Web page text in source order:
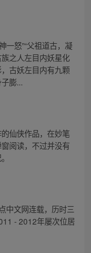
一怒”“父祖道古，凝
族之人左目内妖星化
古妖左目内有九颗
膨...
仙侠作品，在妙笔
阅读，不过并没有
中文网连载，历时三
- 2012年屡次位居